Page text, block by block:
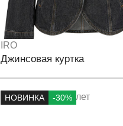
Размеры
IRO
Джинсовая куртка
НОВИНКА -30%